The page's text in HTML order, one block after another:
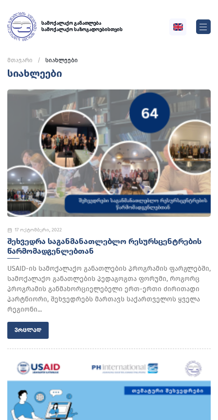
სამოქალაქო განათლება
სამოქალაქო საზოგადოებისთვის
მთავარი სიახლეები
სიახლეები
17 ოქტომბერი, 2022
ᲨᲔᲮᲕᲔᲓᲠᲐ ᲡᲐᲒᲐᲜᲛᲐᲜᲐᲗᲚᲔᲑᲚᲝ ᲠᲔᲡᲣᲠᲡᲪᲔᲜᲢᲠᲔᲑᲘᲡ
ᲬᲐᲠᲛᲝᲛᲐᲓᲒᲔᲜᲚᲔᲑᲗᲐᲜ
USAID-ის სამოქალაქო განათლების პროგრამის ფარგლებში,
სამოქალაქო განათლების პედაგოგთა ფორუმი, როგორც
პროგრამის განმახორციელებელი ერთ-ერთი ძირითადი
პარტნიორი, შეხვედრებს მართავს საქართველოს ყველა
რეგიონი...
ᲕᲠᲪᲚᲐᲓ